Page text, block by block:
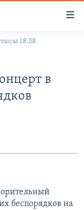
18:38
в
беспорядков на